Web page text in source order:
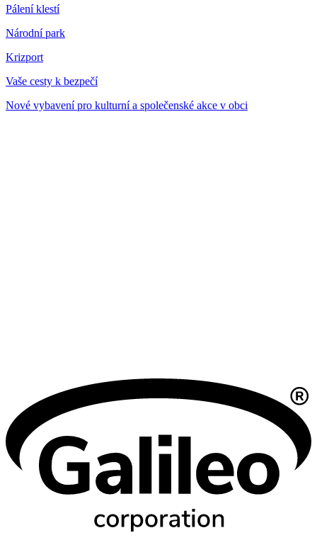
Pálení klestí
Národní park
Krizport
Vaše cesty k bezpečí
Nové vybavení pro kulturní a společenské akce v obci